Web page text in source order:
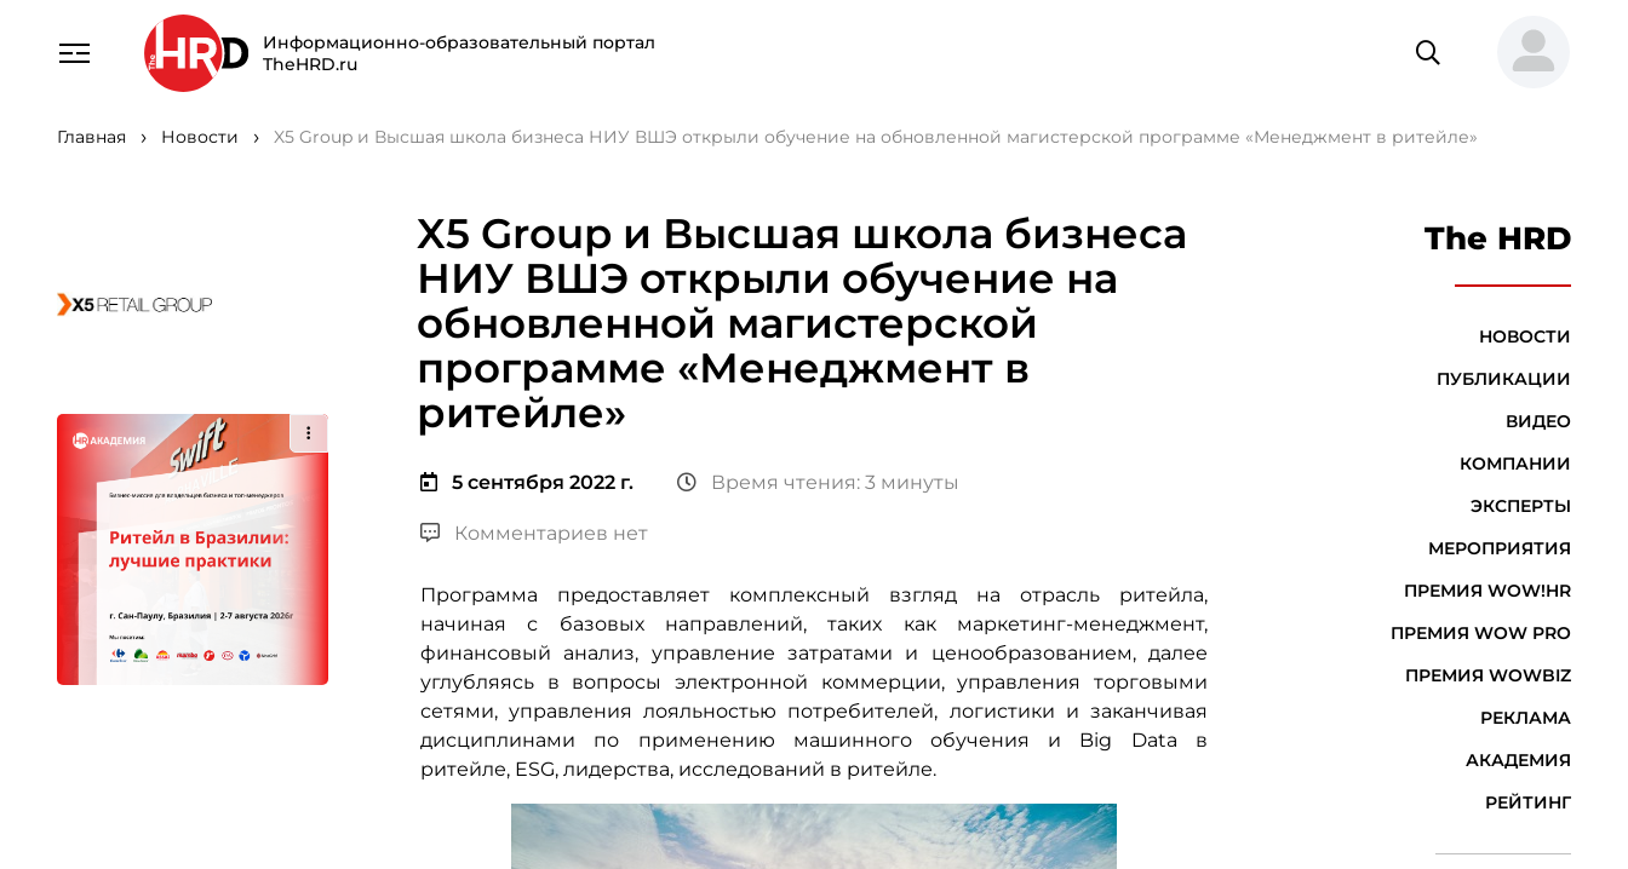
Информационно-образовательный портал
TheHRD.ru
Главная Новости X5 Group и Высшая школа бизнеса НИУ ВШЭ открыли обучение на обновленной магистерской программе «Менеджмент в ритейле»
X5 Group и Высшая школа бизнеса
НИУ ВШЭ открыли обучение на
обновленной магистерской
программе «Менеджмент в
ритейле»
5 сентября 2022 г. Время чтения: 3 минуты
Комментариев нет
Программа предоставляет комплексный взгляд на отрасль ритейла,
начиная с базовых направлений, таких как маркетинг-менеджмент,
финансовый анализ, управление затратами и ценообразованием, далее
углубляясь в вопросы электронной коммерции, управления торговыми
сетями, управления лояльностью потребителей, логистики и заканчивая
дисциплинами по применению машинного обучения и Big Data в
ритейле, ESG, лидерства, исследований в ритейле.
The HRD
НОВОСТИ
ПУБЛИКАЦИИ
ВИДЕО
КОМПАНИИ
ЭКСПЕРТЫ
МЕРОПРИЯТИЯ
ПРЕМИЯ WOW!HR
ПРЕМИЯ WOW PRO
ПРЕМИЯ WOWBIZ
РЕКЛАМА
АКАДЕМИЯ
РЕЙТИНГ